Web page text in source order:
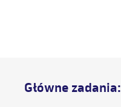
Główne zadania: